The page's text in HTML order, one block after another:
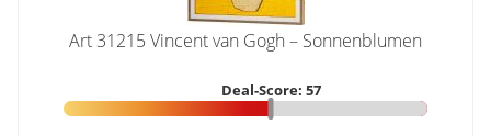
Art 31215 Vincent van Gogh – Sonnenblumen
Deal-Score: 57